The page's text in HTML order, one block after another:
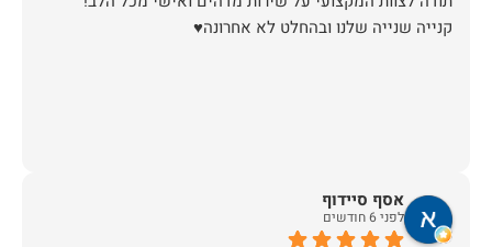
קנייה שנייה שלנו ובהחלט לא אחרונה♥️
אסף סיידוף
לפני 6 חודשים